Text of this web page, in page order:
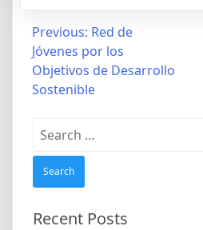
Post
navigation
Previous: Red de
Jóvenes por los
Objetivos de Desarrollo
Sostenible
Search
for:
Recent Posts